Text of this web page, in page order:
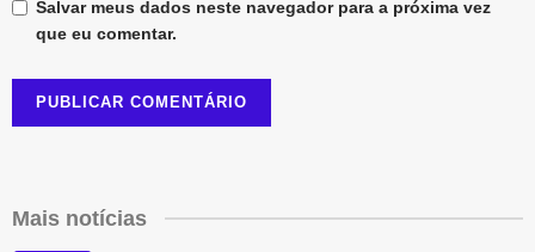
Salvar meus dados neste navegador para a próxima vez
que eu comentar.
Mais notícias